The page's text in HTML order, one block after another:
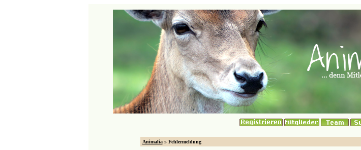
Animalia» Fehlermeldung